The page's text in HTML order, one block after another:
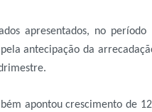
apresentados, no
antecipação da
apontou crescimento de